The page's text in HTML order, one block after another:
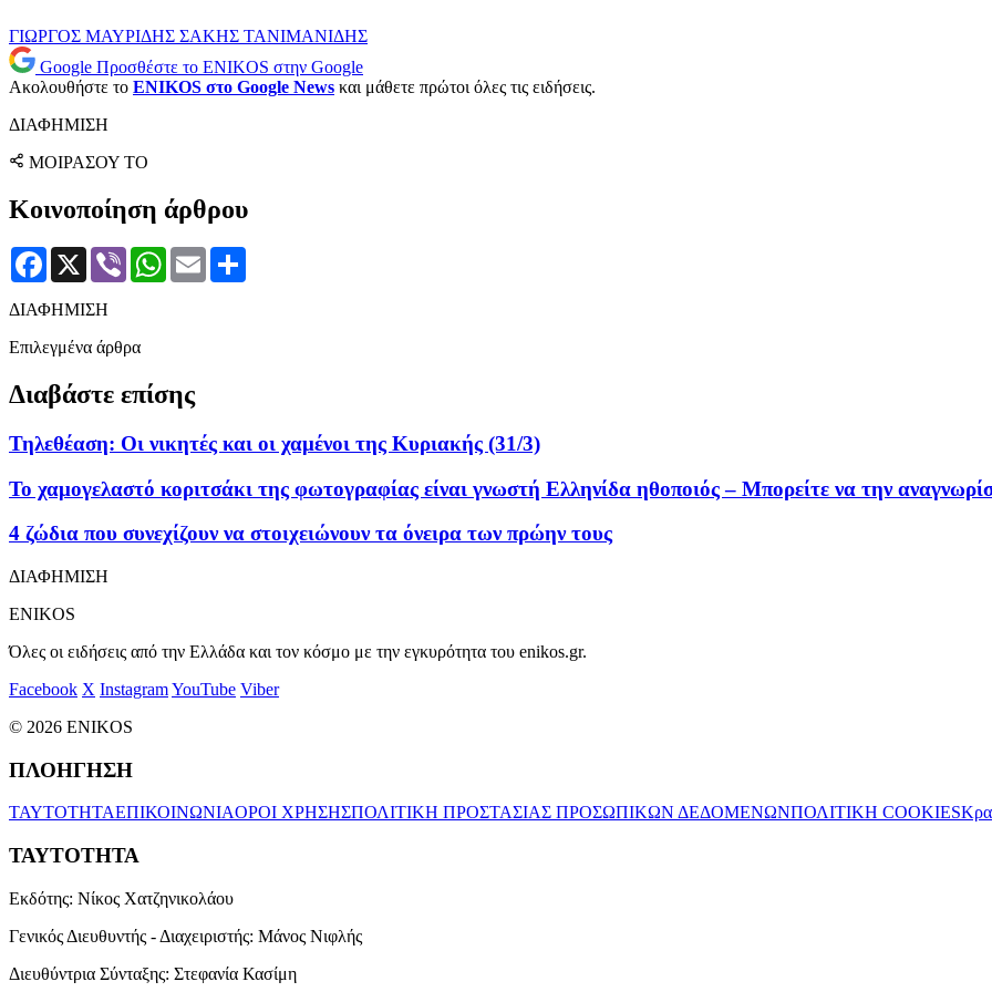
ΓΙΩΡΓΟΣ ΜΑΥΡΙΔΗΣ ΣΑΚΗΣ ΤΑΝΙΜΑΝΙΔΗΣ
Google Προσθέστε το ENIKOS στην Google
Ακολουθήστε το ENIKOS στο Google News και μάθετε πρώτοι όλες τις ειδήσεις.
ΔΙΑΦΗΜΙΣΗ
ΜΟΙΡΑΣΟΥ ΤΟ
Κοινοποίηση άρθρου
Facebook
X Viber WhatsApp
Email
ΔΙΑΦΗΜΙΣΗ
Επιλεγμένα άρθρα
Διαβάστε επίσης
Τηλεθέαση: Οι νικητές και οι χαμένοι της Κυριακής (31/3)
Το χαμογελαστό κοριτσάκι της φωτογραφίας είναι γνωστή Ελληνίδα ηθοποιός – Μπορείτε να την
4 ζώδια που συνεχίζουν να στοιχειώνουν τα όνειρα των πρώην τους
ΔΙΑΦΗΜΙΣΗ
ENIKOS
Όλες οι ειδήσεις από την Ελλάδα και τον κόσμο με την εγκυρότητα του enikos.gr.
Facebook X InstagramYouTube Viber
© 2026 ENIKOS
ΠΛΟΗΓΗΣΗ
ΤΑΥΤΟΤΗΤΑΕΠΙΚΟΙΝΩΝΙΑΟΡΟΙ ΧΡΗΣΗΣΠΟΛΙΤΙΚΗ ΠΡΟΣΤΑΣΙΑΣ ΠΡΟΣΩΠΙΚΩΝ ΔΕΔΟΜΕΝΩΝΠΟΛΙΤΙΚΗ COOKIES
ΤΑΥΤΟΤΗΤΑ
Εκδότης: Νίκος Χατζηνικολάου
Γενικός Διευθυντής - Διαχειριστής: Μάνος Νιφλής
Διευθύντρια Σύνταξης: Στεφανία Κασίμη